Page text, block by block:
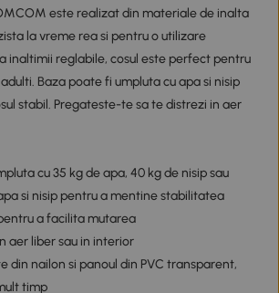
este realizat din materiale de inalta
la vreme rea si pentru o utilizare
inaltimii reglabile, cosul este perfect pentru
Baza poate fi umpluta cu apa si nisip
stabil. Pregateste-te sa te distrezi in aer
cu 35 kg de apa, 40 kg de nisip sau
si nisip pentru a mentine stabilitatea
a facilita mutarea
aer liber sau in interior
din nailon si panoul din PVC transparent,
timp